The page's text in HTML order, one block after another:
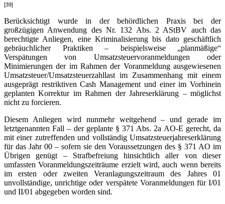
[39]
Berücksichtigt wurde in der behördlichen Praxis bei der
großzügigen Anwendung des Nr. 132 Abs. 2 AStBV auch das
berechtigte Anliegen, eine Kriminalisierung bis dato geschäftlich
gebräuchlicher Praktiken – beispielsweise „planmäßige“
Verspätungen von Umsatzsteuervoranmeldungen oder
Minimierungen der im Rahmen der Voranmeldung ausgewiesenen
Umsatzsteuer/Umsatzsteuerzahllast im Zusammenhang mit einem
ausgeprägt restriktiven Cash Management und einer im Vorhinein
geplanten Korrektur im Rahmen der Jahreserklärung – möglichst
nicht zu forcieren.
Diesem Anliegen wird nunmehr weitgehend – und gerade im
letztgenannten Fall – der geplante § 371 Abs. 2a AO-E gerecht, da
mit einer zutreffenden und vollständig Umsatzsteuerjahreserklärung
für das Jahr 00 – sofern sie den Voraussetzungen des § 371 AO im
Übrigen genügt – Strafbefreiung hinsichtlich aller von dieser
umfassten Voranmeldungszeiträume erzielt wird, auch wenn bereits
im ersten oder zweiten Veranlagungszeitraum des Jahres 01
unvollständige, unrichtige oder verspätete Voranmeldungen für I/01
und II/01 abgegeben worden sind.